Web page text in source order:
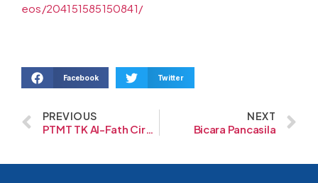
eos/204151585150841/
Facebook Twitter
PREVIOUS
PTMT TK Al-Fath Cirendeu
NEXT
Bicara Pancasila